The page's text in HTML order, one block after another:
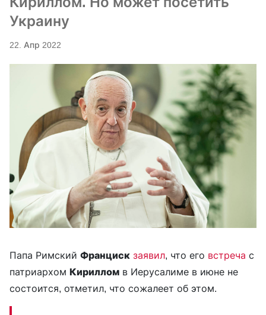
Украину
22. Апр 2022
Папа Римский Франциск заявил, что его встреча с
патриархом Кириллом в Иерусалиме в июне не
состоится, отметил, что сожалеет об этом.